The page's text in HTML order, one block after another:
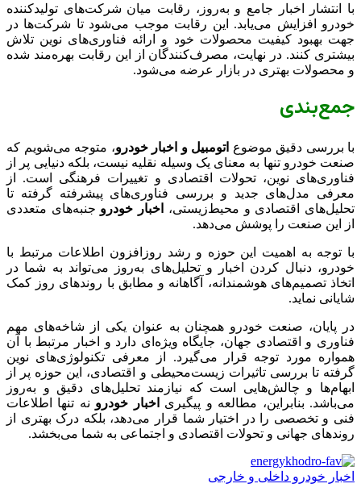
با انتشار اخبار جامع و به‌روز، رقابت میان شرکت‌های تولیدکننده
خودرو افزایش می‌یابد. این رقابت موجب می‌شود تا شرکت‌ها در
جهت بهبود کیفیت محصولات خود و ارائه فناوری‌های نوین تلاش
بیشتری کنند. در نهایت، مصرف‌کنندگان از این رقابت بهره‌مند شده
و محصولات بهتری در بازار عرضه می‌شود.
جمع‌بندی
با بررسی دقیق موضوع اتومبیل و اخبار خودرو، متوجه می‌شویم که
صنعت خودرو تنها به معنای یک وسیله نقلیه نیست، بلکه دنیایی پر از
فناوری‌های نوین، تحولات اقتصادی و تغییرات فرهنگی است. از
معرفی مدل‌های جدید و بررسی فناوری‌های پیشرفته گرفته تا
تحلیل‌های اقتصادی و محیط‌زیستی،
اخبار خودرو جنبه‌های متعددی
از این صنعت را پوشش می‌دهد.
با توجه به اهمیت این حوزه و رشد روزافزون اطلاعات مرتبط با
خودرو، دنبال کردن اخبار و تحلیل‌های به‌روز می‌تواند به شما در
اتخاذ تصمیم‌های هوشمندانه، آگاهانه و مطابق با روندهای روز کمک
شایانی نماید.
در پایان، صنعت خودرو همچنان به عنوان یکی از شاخه‌های مهم
فناوری و اقتصادی جهان، جایگاه ویژه‌ای دارد و اخبار مرتبط با آن
همواره مورد توجه قرار می‌گیرد. از معرفی تکنولوژی‌های نوین
گرفته تا بررسی تاثیرات زیست‌محیطی و اقتصادی، این حوزه پر از
ابهام‌ها و چالش‌هایی است که نیازمند تحلیل‌های دقیق و به‌روز
می‌باشد. بنابراین، مطالعه و پیگیری
اخبار خودرو نه تنها اطلاعات
فنی و تخصصی را در اختیار شما قرار می‌دهد، بلکه درک بهتری از
روندهای جهانی و تحولات اقتصادی و اجتماعی به شما می‌بخشد.
اخبار خودرو داخلی و خارجی